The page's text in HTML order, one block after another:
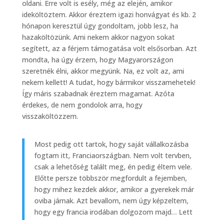
oldani. Erre volt is esély, még az elején, amikor
ideköltöztem. Akkor éreztem igazi honvágyat és kb. 2
hónapon keresztül úgy gondoltam, jobb lesz, ha
hazaköltözünk. Ami nekem akkor nagyon sokat
segített, az a férjem támogatása volt elsősorban. Azt
mondta, ha úgy érzem, hogy Magyarországon
szeretnék élni, akkor megyünk. Na, ez volt az, ami
nekem kellett! A tudat, hogy bármikor visszamehetek!
Így máris szabadnak éreztem magamat. Azóta
érdekes, de nem gondolok arra, hogy
visszaköltözzem.
Most pedig ott tartok, hogy saját vállalkozásba
fogtam itt, Franciaországban. Nem volt tervben,
csak a lehetőség talált meg, én pedig éltem vele.
Előtte persze többször megfordult a fejemben,
hogy mihez kezdek akkor, amikor a gyerekek már
oviba járnak. Azt bevallom, nem úgy képzeltem,
hogy egy francia irodában dolgozom majd… Lett